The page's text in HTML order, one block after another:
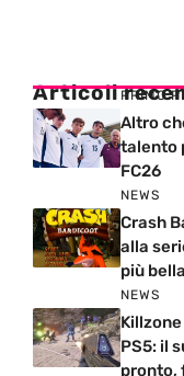
Articoli PRIMO
Altro
talento
FC26
NEWS
Crash
alla
più
NEWS
PS5: il
pronto,